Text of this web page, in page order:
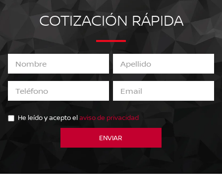
COTIZACIÓN RÁPIDA
He leído y acepto elaviso de privacidad